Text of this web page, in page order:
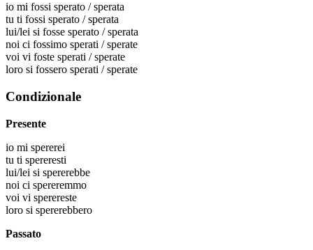
io mi fossi sperato / sperata
tu ti fossi sperato / sperata
lui/lei si fosse sperato / sperata
noi ci fossimo sperati / sperate
voi vi foste sperati / sperate
loro si fossero sperati / sperate
Condizionale
Presente
io mi spererei
tu ti spereresti
lui/lei si spererebbe
noi ci spereremmo
voi vi sperereste
loro si spererebbero
Passato